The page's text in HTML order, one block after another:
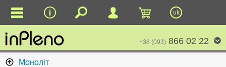
uk
+38 (093) 866 02 22
Моноліт